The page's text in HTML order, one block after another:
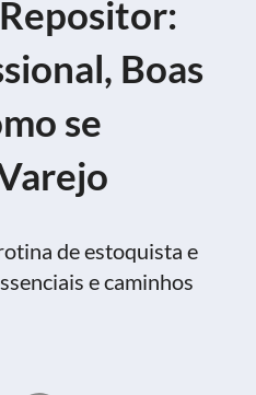
Boas
se
de estoquista e
e caminhos